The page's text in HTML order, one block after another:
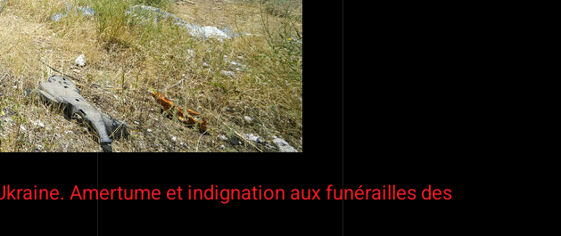
Amertume et indignation aux funérailles des